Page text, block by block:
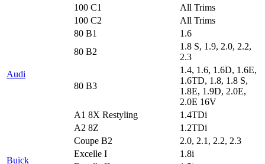
Audi
100 C1
All Trims
100 C2
All Trims
80 B1
1.6
80 B2
1.8 S, 1.9, 2.0, 2.2,
2.3
80 B3
1.4, 1.6, 1.6D, 1.6E,
1.6TD, 1.8, 1.8 S,
1.8E, 1.9D, 2.0E,
2.0E 16V
A1 8X Restyling
1.4TDi
A2 8Z
1.2TDi
Coupe B2
2.0, 2.1, 2.2, 2.3
Buick
Excelle I
1.8i